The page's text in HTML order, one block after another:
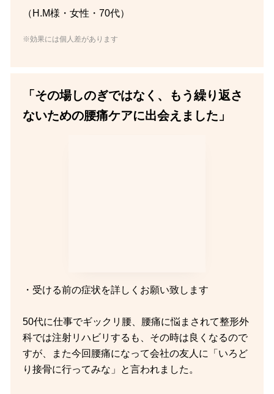
（H.M様・女性・70代）
※効果には個人差があります
「その場しのぎではなく、もう繰り返さ
ないための腰痛ケアに出会えました」
・受ける前の症状を詳しくお願い致します
50代に仕事でギックリ腰、腰痛に悩まされて整形外
科では注射リハビリするも、その時は良くなるので
すが、また今回腰痛になって会社の友人に「いろど
り接骨に行ってみな」と言われました。